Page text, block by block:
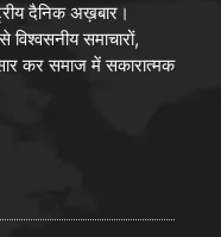
दैनिक अख़बार।
समाचारों,
कर समाज में सकारात्मक